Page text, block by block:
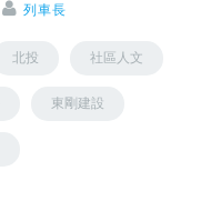
列車長
北投 社區人文
東剛建設